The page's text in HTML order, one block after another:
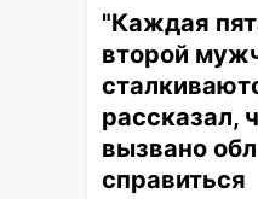
15:08 В
обновили
пешеходных
14:40 На
Ульяновске
"Каждая
второй
рассказал,
вызвано
справиться